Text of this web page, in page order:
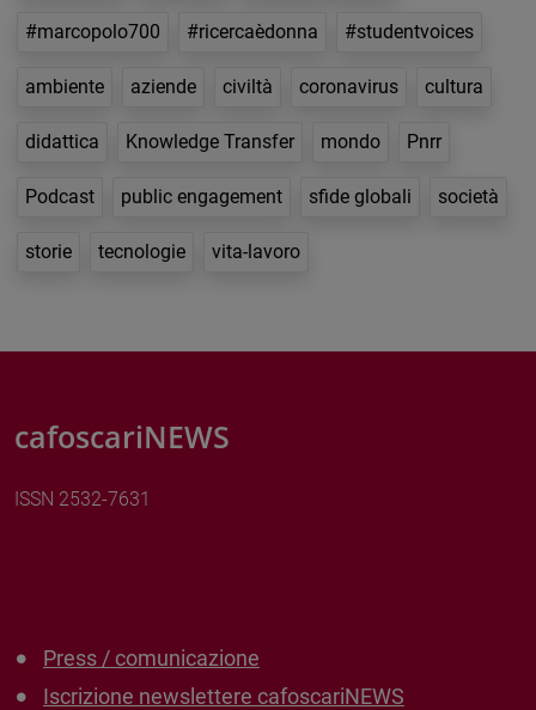
#marcopolo700 #ricercaèdonna #studentvoices
ambiente aziende civiltà coronavirus cultura
didattica Knowledge Transfer mondo Pnrr
Podcast public engagement sfide globali società
storie tecnologie vita-lavoro
cafoscariNEWS
ISSN 2532-7631
Press / comunicazione
Iscrizione newslettere cafoscariNEWS